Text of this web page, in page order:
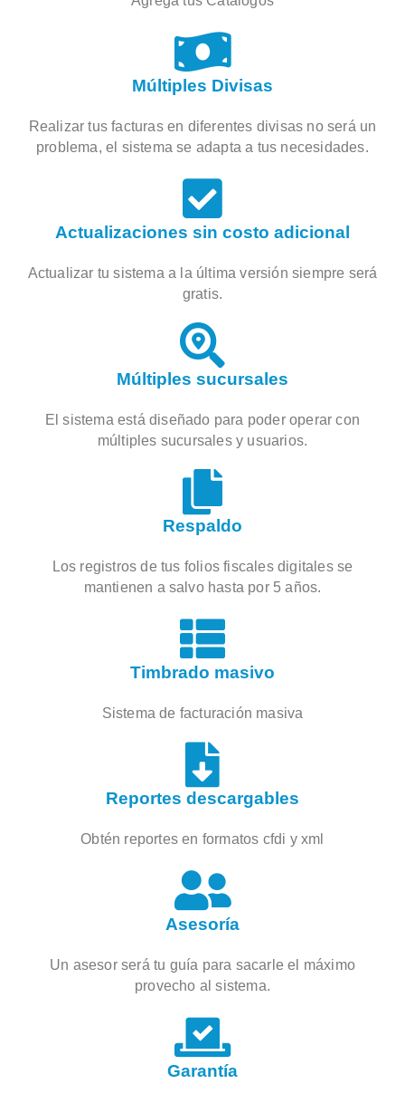
Múltiples Divisas
Realizar tus facturas en diferentes divisas no será un
problema, el sistema se adapta a tus necesidades.
Actualizaciones sin costo adicional
Actualizar tu sistema a la última versión siempre será
gratis.
Múltiples sucursales
El sistema está diseñado para poder operar con
múltiples sucursales y usuarios.
Respaldo
Los registros de tus folios fiscales digitales se
mantienen a salvo hasta por 5 años.
Timbrado masivo
Sistema de facturación masiva
Reportes descargables
Obtén reportes en formatos cfdi y xml
Asesoría
Un asesor será tu guía para sacarle el máximo
provecho al sistema.
Garantía